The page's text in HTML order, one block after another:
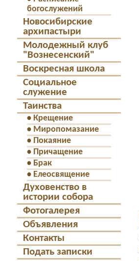
богослужений
Новосибирские
архипастыри
Молодежный клуб
"Вознесенский"
Воскресная школа
Социальное
служение
Таинства
• Крещение
• Миропомазание
• Покаяние
• Причащение
• Брак
• Елеосвящение
Духовенство в
истории собора
Фотогалерея
Объявления
Контакты
Подать записки